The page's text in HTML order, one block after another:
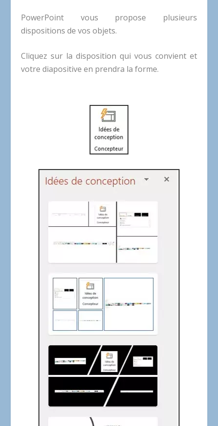
PowerPoint vous propose plusieurs
dispositions de vos objets.
Cliquez sur la disposition qui vous convient et
votre diapositive en prendra la forme.